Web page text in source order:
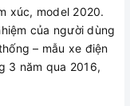
xúc, model 2020.
của người dùng
– mẫu xe điện
3 năm qua 2016,